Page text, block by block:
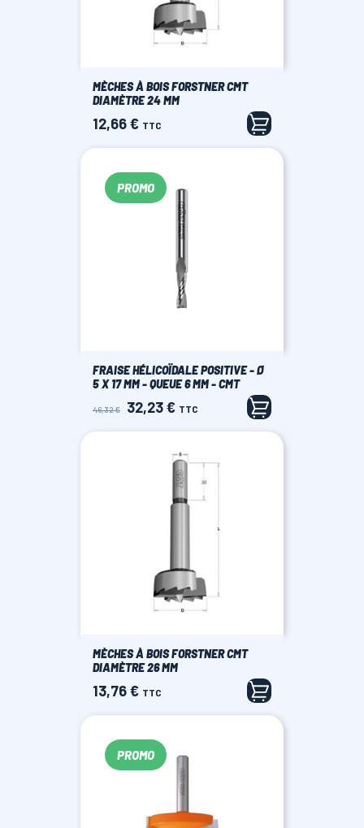
MÈCHES À BOIS FORSTNER CMT
DIAMÈTRE 24 MM
Prix
12,66 € TTC
PROMO
FRAISE HÉLICOÏDALE POSITIVE - Ø
5 X 17 MM - QUEUE 6 MM - CMT
Prix
46,32 € Prix
32,23 € TTC
MÈCHES À BOIS FORSTNER CMT
DIAMÈTRE 26 MM
Prix
13,76 € TTC
PROMO